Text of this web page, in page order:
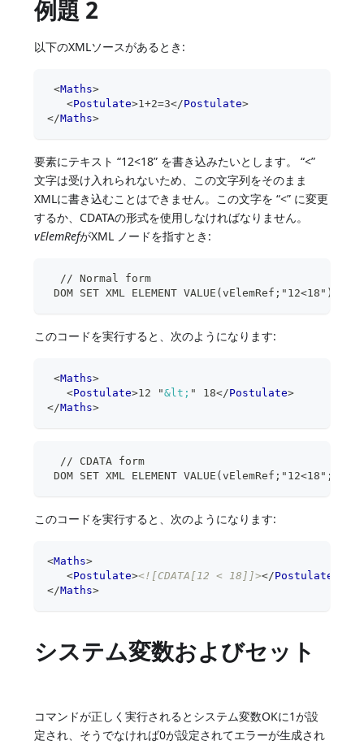
例題 2
以下のXMLソースがあるとき:
<Maths>
<Postulate>1+2=3</Postulate>
</Maths>
要素にテキスト “12<18” を書き込みたいとします。 “<”
文字は受け入れられないため、この文字列をそのまま
XMLに書き込むことはできません。この文字を “<” に変更
するか、CDATAの形式を使用しなければなりません。
vElemRefがXML ノードを指すとき:
// Normal form
DOM SET XML ELEMENT VALUE(vElemRef;"12<18")
このコードを実行すると、次のようになります:
<Maths>
<Postulate>12 "&lt; " 18</Postulate>
</Maths>
// CDATA form
DOM SET XML ELEMENT VALUE(vElemRef;"12<18";*)
このコードを実行すると、次のようになります:
<Maths>
<Postulate><![CDATA[12 < 18]]></Postulate
</Maths>
システム変数およびセット
コマンドが正しく実行されるとシステム変数OKに1が設
定され、そうでなければ0が設定されてエラーが生成され